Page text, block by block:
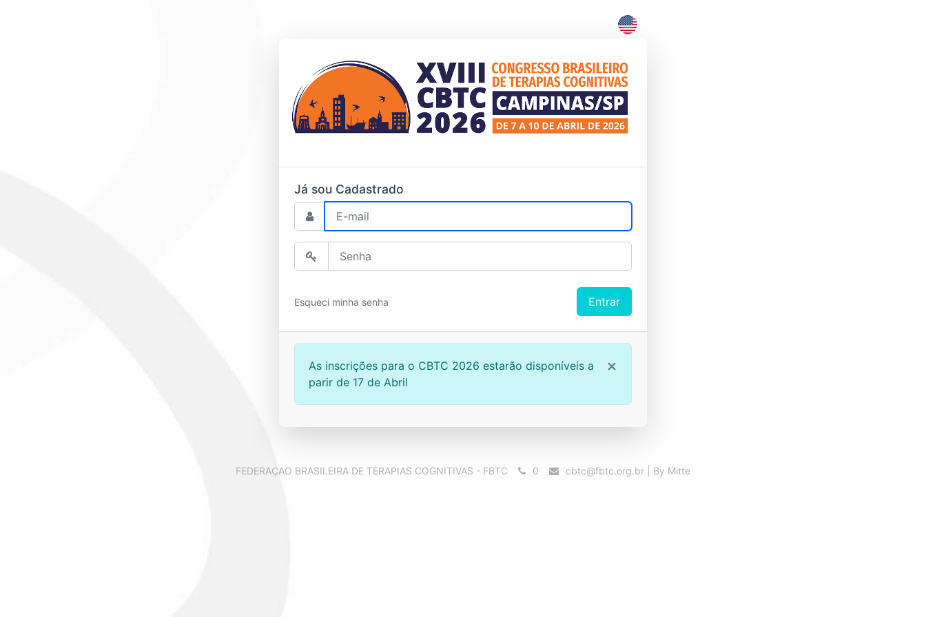
Já sou Cadastrado
Esqueci minha senha
×
As inscrições para o CBTC 2026 estarão disponíveis a
parir de 17 de Abril
FEDERAÇAO BRASILEIRA DE TERAPIAS COGNITIVAS - FBTC 0 cbtc@fbtc.org.br | By Mitte